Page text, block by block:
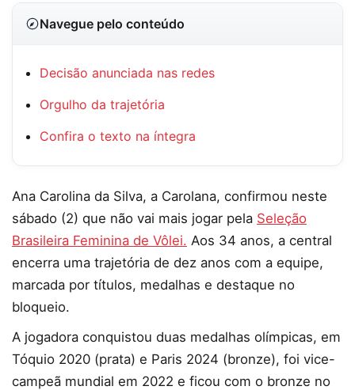
Navegue pelo conteúdo
Decisão anunciada nas redes
Orgulho da trajetória
Confira o texto na íntegra
Ana Carolina da Silva, a Carolana, confirmou neste
sábado (2) que não vai mais jogar pela Seleção
Brasileira Feminina de Vôlei. Aos 34 anos, a central
encerra uma trajetória de dez anos com a equipe,
marcada por títulos, medalhas e destaque no
bloqueio.
A jogadora conquistou duas medalhas olímpicas, em
Tóquio 2020 (prata) e Paris 2024 (bronze), foi vice-
campeã mundial em 2022 e ficou com o bronze no